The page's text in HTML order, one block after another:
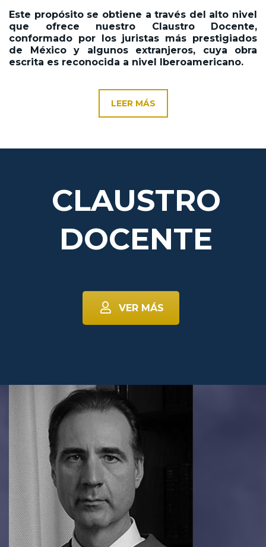
Este propósito se obtiene a través del alto nivel
que ofrece nuestro Claustro Docente,
conformado por los juristas más prestigiados
de México y algunos extranjeros, cuya obra
escrita es reconocida a nivel Iberoamericano.
LEER MÁS
CLAUSTRO
DOCENTE
VER MÁS